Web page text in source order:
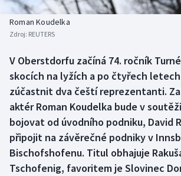
Biatlon
Box
Curling
Dostihy
Florbal
Aplikace ČT sport
Roman Koudelka
Zdroj: REUTERS
V Oberstdorfu začíná 74. ročník
skocích na lyžích a po čtyřech
zúčastnit dva čeští reprezentanti.
aktér Roman Koudelka bude v
bojovat od úvodního podniku, David
připojit na závěrečné podniky v
Bischofshofenu. Titul obhajuje
Tschofenig, favoritem je Slovinec